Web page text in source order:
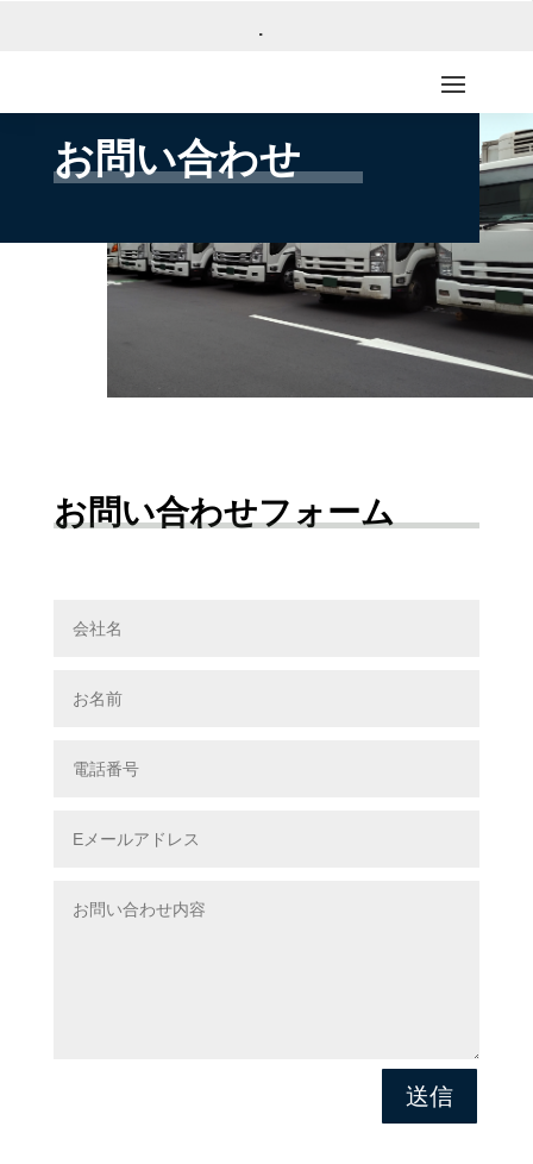
.
お問い合わせ
お問い合わせフォーム
送信